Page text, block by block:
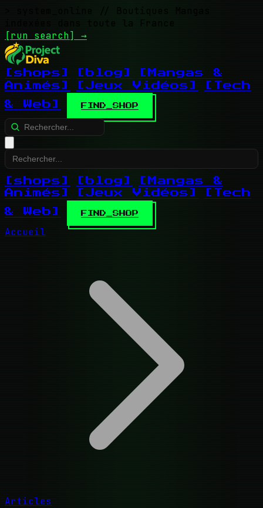
// Boutiques Mangas
indexées dans toute la France
[run search] →
[shops] [blog]
[Mangas &
Animés]
[Jeux Vidéos]
[Tech
& Web]
FIND_SHOP
[shops] [blog]
[Mangas &
Animés]
[Jeux Vidéos]
[Tech
& Web]
FIND_SHOP
Accueil
Articles